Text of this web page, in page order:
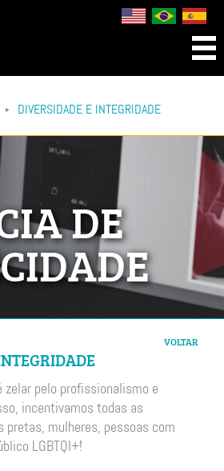
DIVERSIDADE E INTEGRIDADE
DE
VOLTAR
zelar pelo profissionalismo e
incentivamos todas as
pretas, mulheres, pessoas com
LGBTQI+!